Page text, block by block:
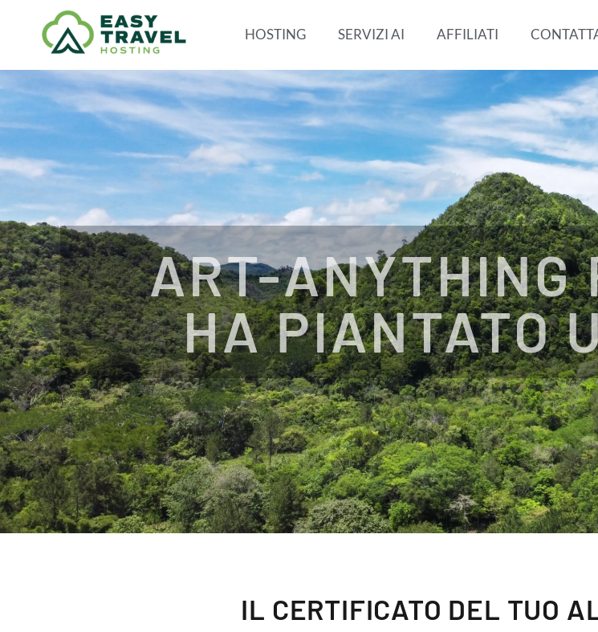
HOSTING SERVIZI AI AFFILIATI
ART-ANYTHING
HA PIANTATO
IL CERTIFICATO DEL TUO